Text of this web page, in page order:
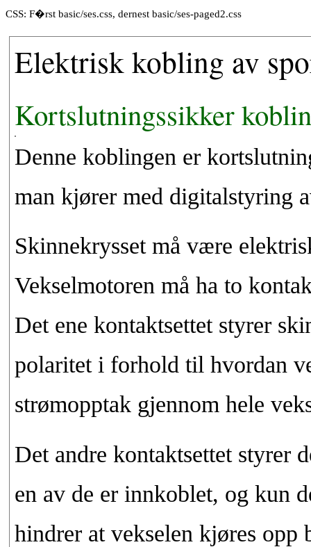
CSS: F�rst basic/ses.css, dernest basic/ses-paged2.css
Elektrisk kobling av
Kortslutningssikker
Denne koblingen er
man kjører med digitalstyring
Skinnekrysset må være
Vekselmotoren må ha to
Det ene kontaktsettet styrer
polaritet i forhold til hvordan
strømopptak gjennom hele
Det andre kontaktsettet styrer
en av de er innkoblet, og kun
hindrer at vekselen kjøres opp